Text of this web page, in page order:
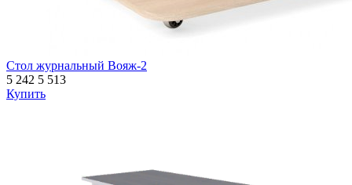
Стол журнальный Вояж-2
5 242 5 513
Купить